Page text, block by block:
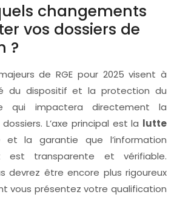
changements
vos dossiers de
?
de RGE pour 2025 visent à
du dispositif et la protection du
qui impactera directement la
L’axe principal est la lutte
et la garantie que l’information
est transparente et vérifiable.
devrez être encore plus rigoureux
vous présentez votre qualification